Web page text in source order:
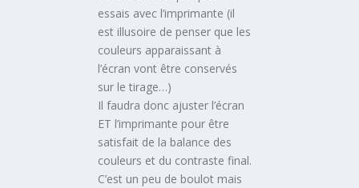
essais avec l’imprimante (il
est illusoire de penser que les
couleurs apparaissant à
l’écran vont être conservés
sur le tirage…)
Il faudra donc ajuster l’écran
ET l’imprimante pour être
satisfait de la balance des
couleurs et du contraste final.
C’est un peu de boulot mais